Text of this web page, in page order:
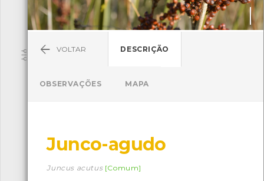
Pesquisa
Descarregar a app BioRegisto
VOLTAR DESCRIÇÃO
OBSERVAÇÕES MAPA
Junco-agudo
Juncus acutus [Comum]